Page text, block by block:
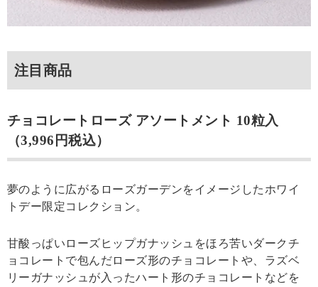
注目商品
チョコレートローズ アソートメント 10粒入
（3,996円税込）
夢のように広がるローズガーデンをイメージしたホワイ
トデー限定コレクション。
甘酸っぱいローズヒップガナッシュをほろ苦いダークチ
ョコレートで包んだローズ形のチョコレートや、ラズベ
リーガナッシュが入ったハート形のチョコレートなどを